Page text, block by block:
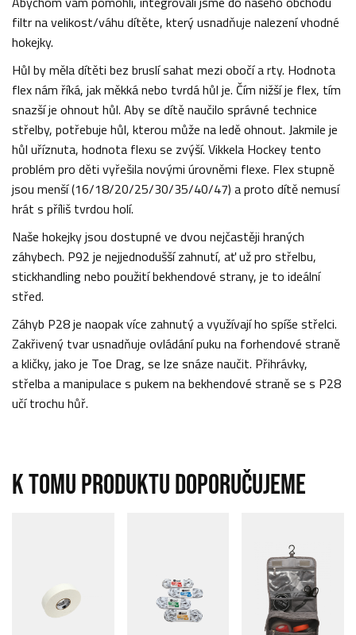
filtr na velikost/váhu dítěte, který usnadňuje nalezení vhodné
hokejky.
Hůl by měla dítěti bez bruslí sahat mezi obočí a rty. Hodnota
flex nám říká, jak měkká nebo tvrdá hůl je. Čím nižší je flex, tím
snazší je ohnout hůl. Aby se dítě naučilo správné technice
střelby, potřebuje hůl, kterou může na ledě ohnout. Jakmile je
hůl uříznuta, hodnota flexu se zvýší. Vikkela Hockey tento
problém pro děti vyřešila novými úrovněmi flexe. Flex stupně
jsou menší (16/18/20/25/30/35/40/47) a proto dítě nemusí
hrát s příliš tvrdou holí.
Naše hokejky jsou dostupné ve dvou nejčastěji hraných
záhybech. P92 je nejjednodušší zahnutí, ať už pro střelbu,
stickhandling nebo použití bekhendové strany, je to ideální
střed.
Záhyb P28 je naopak více zahnutý a využívají ho spíše střelci.
Zakřivený tvar usnadňuje ovládání puku na forhendové straně
a kličky, jako je Toe Drag, se lze snáze naučit. Přihrávky,
střelba a manipulace s pukem na bekhendové straně se s P28
učí trochu hůř.
K TOMU PRODUKTU DOPORUČUJEME